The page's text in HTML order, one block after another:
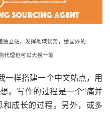
立站，发挥地域优势，给国外的
代理也可以大捞一笔
一样搭建一个中文站点，用
。写作的过程是一个“痛并
成长的过程。另外，或多